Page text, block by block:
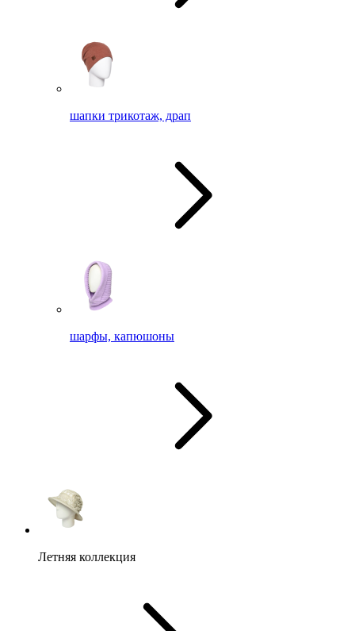
шапки трикотаж, драп
шарфы, капюшоны
Летняя коллекция